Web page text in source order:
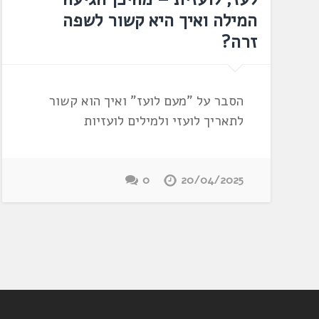
המילה ואיך היא קשור לשפה
זרה?
הסבר על "מעם לועז" ואיך הוא קשור
לתאריך לועזי ולמילים לועזיות
20/04/2025
0